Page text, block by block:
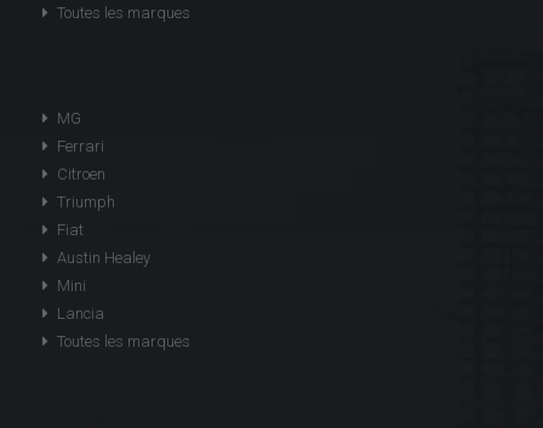
Toutes les marques
MG
Ferrari
Citroen
Triumph
Fiat
Austin Healey
Mini
Lancia
Toutes les marques